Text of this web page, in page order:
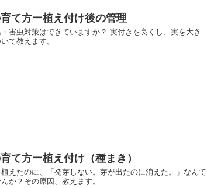
て方ー植え付け後の管理
害虫対策はできていますか？ 実付きを良くし、実を大き
て教えます。
て方ー植え付け（種まき）
えたのに、「発芽しない。芽が出たのに消えた。」なんて
か？その原因、教えます。